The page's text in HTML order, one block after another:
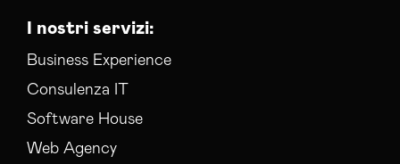
I nostri servizi:
Business Experience
Consulenza IT
Software House
Web Agency